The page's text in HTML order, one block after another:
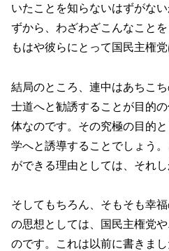
いたことを知らないはずがな
ずから、わざわざこんなこと
もはや彼らにとって国民主権
結局のところ、連中はあちこ
士道へと勧誘することが目的
体なのです。その究極の目的
学へと誘導することでしょう
ができる理由としては、それし
そしてもちろん、そもそも幸
の思想としては、国民主権党
のです。これは以前に書きまし